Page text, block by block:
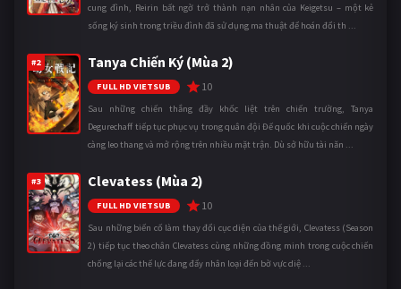
cung đình, Reirin bất ngờ trở thành nạn nhân của Keigetsu – một kẻ
sống ký sinh trong triều đình đã sử dụng ma thuật để hoán đổi th ...
#2 Tanya Chiến Ký (Mùa 2)
FULL HD VIETSUB 10
Sau những chiến thắng đầy khốc liệt trên chiến trường, Tanya
Degurechaff tiếp tục phục vụ trong quân đội Đế quốc khi cuộc chiến ngày
càng leo thang và mở rộng trên nhiều mặt trận. Dù sở hữu tài năn ...
#3 Clevatess (Mùa 2)
FULL HD VIETSUB 10
Sau những biến cố làm thay đổi cục diện của thế giới, Clevatess (Season
2) tiếp tục theo chân Clevatess cùng những đồng minh trong cuộc chiến
chống lại các thế lực đang đẩy nhân loại đến bờ vực diệ ...